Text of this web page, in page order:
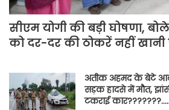
सीएम योगी की बड़ी घोषणा,
को दर-दर की ठोकरें नहीं खानी
अतीक अहमद के बेटे
सड़क हादसे में मौत,
टकराई